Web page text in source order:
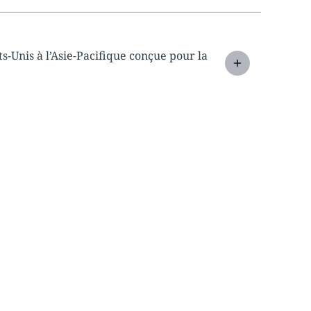
Unis à l’Asie-Pacifique conçue pour la